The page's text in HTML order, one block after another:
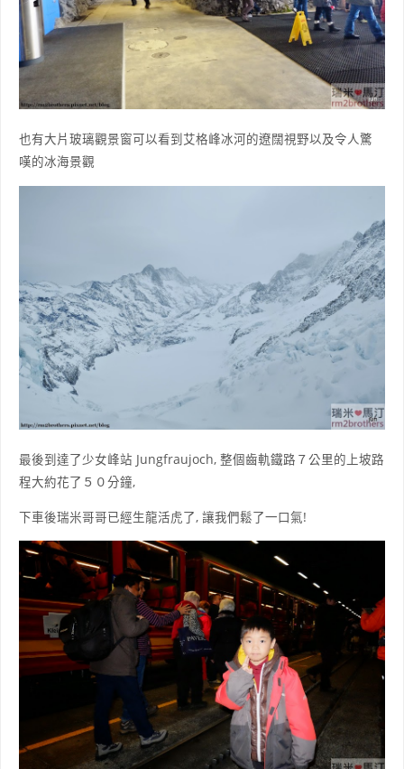
也有大片玻璃觀景窗可以看到艾格峰冰河的遼闊視野以及令人驚
嘆的冰海景觀
最後到達了少女峰站 Jungfraujoch, 整個齒軌鐵路７公里的上坡路
程大約花了５０分鐘,
下車後瑞米哥哥已經生龍活虎了, 讓我們鬆了一口氣!